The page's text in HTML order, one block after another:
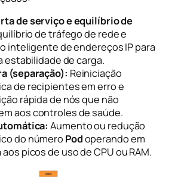
de serviço e equilíbrio de
de tráfego de rede e
inteligente de endereços IP para
estabilidade de carga.
(separação): Reiniciação
de recipientes em erro e
rápida de nós que não
aos controles de saúde.
Aumento ou redução
do número Podoperando em
picos de uso de CPU ou RAM.